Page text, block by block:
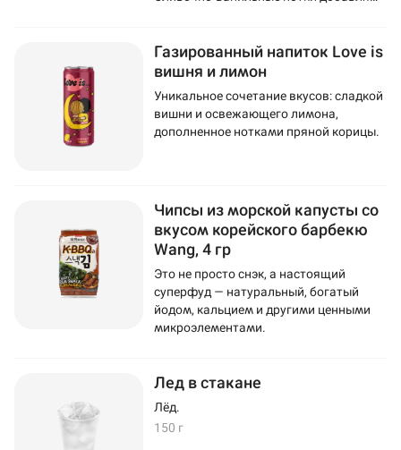
Газированный напиток Love is
вишня и лимон
Уникальное сочетание вкусов: сладкой
вишни и освежающего лимона,
дополненное нотками пряной корицы.
Чипсы из морской капусты со
вкусом корейского барбекю
Wang, 4 гр
Это не просто снэк, а настоящий
суперфуд — натуральный, богатый
йодом, кальцием и другими ценными
микроэлементами.
Лед в стакане
Лёд.
150 г